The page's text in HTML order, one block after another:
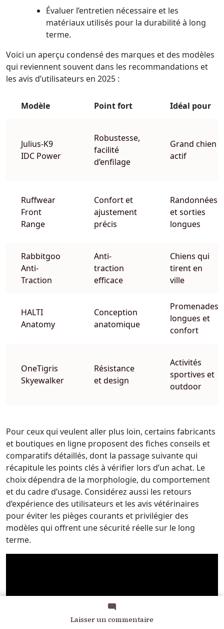
Laisser un commentaire
Évaluer l’entretien nécessaire et les
matériaux utilisés pour la durabilité à long
terme.
Voici un aperçu condensé des marques et des modèles
qui reviennent souvent dans les recommandations et
les avis d’utilisateurs en 2025 :
Modèle Point fort Idéal pour
Julius-K9
IDC Power
Robustesse,
facilité
d’enfilage
Grand chien
actif
Ruffwear
Front
Range
Confort et
ajustement
précis
Randonnées
et sorties
longues
Rabbitgoo
Anti-
Traction
Anti-
traction
efficace
Chiens qui
tirent en
ville
HALTI
Anatomy
Conception
anatomique
Promenades
longues et
confort
OneTigris
Skyewalker
Résistance
et design
Activités
sportives et
outdoor
Pour ceux qui veulent aller plus loin, certains fabricants
et boutiques en ligne proposent des fiches conseils et
comparatifs détaillés, dont la passage suivante qui
récapitule les points clés à vérifier lors d’un achat. Le
choix dépendra de la morphologie, du comportement
et du cadre d’usage. Considérez aussi les retours
d’expérience des utilisateurs et les avis vétérinaires
pour éviter les pièges courants et privilégier des
modèles qui offrent une sécurité réelle sur le long
terme.